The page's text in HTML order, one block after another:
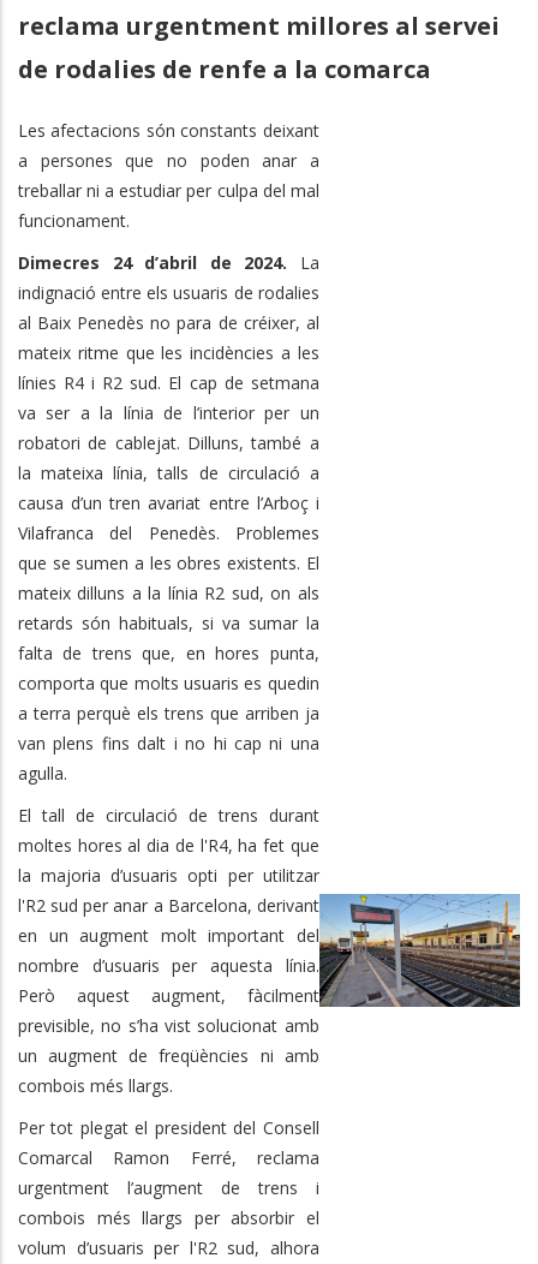
reclama urgentment millores al servei
de rodalies de renfe a la comarca
Les afectacions són constants deixant
a persones que no poden anar a
treballar ni a estudiar per culpa del mal
funcionament.
Dimecres 24 d’abril de 2024. La
indignació entre els usuaris de rodalies
al Baix Penedès no para de créixer, al
mateix ritme que les incidències a les
línies R4 i R2 sud. El cap de setmana
va ser a la línia de l’interior per un
robatori de cablejat. Dilluns, també a
la mateixa línia, talls de circulació a
causa d’un tren avariat entre l’Arboç i
Vilafranca del Penedès. Problemes
que se sumen a les obres existents. El
mateix dilluns a la línia R2 sud, on als
retards són habituals, si va sumar la
falta de trens que, en hores punta,
comporta que molts usuaris es quedin
a terra perquè els trens que arriben ja
van plens fins dalt i no hi cap ni una
agulla.
El tall de circulació de trens durant
moltes hores al dia de l'R4, ha fet que
la majoria d’usuaris opti per utilitzar
l'R2 sud per anar a Barcelona, derivant
en un augment molt important del
nombre d’usuaris per aquesta línia.
Però aquest augment, fàcilment
previsible, no s’ha vist solucionat amb
un augment de freqüències ni amb
combois més llargs.
Per tot plegat el president del Consell
Comarcal Ramon Ferré, reclama
urgentment l’augment de trens i
combois més llargs per absorbir el
volum d’usuaris per l'R2 sud, alhora